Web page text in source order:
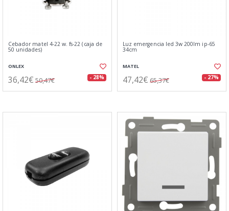
Cebador matel 4-22 w. fs-22 (caja de
50 unidades)
ONLEX
36,42€ 50,47€ - 28%
Luz emergencia led 3w 200lm ip-65
34cm
MATEL
47,42€ 65,37€ - 27%